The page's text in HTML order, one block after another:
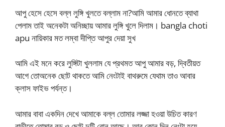
আপু হেসে হেসে বল্ল লুঙ্গি খুলতে বল্লাম না?আমি আমার ধোনতে ব্যাথা
পেলাম তাই অনেকটা অনিচ্ছায় আমার লুঙ্গি খুলে দিলাম। bangla choti
apu নায়িকার মত লম্বা দীপ্তি আপুর দেয়া সুখ
আমি এই মনে করে লুঙ্গিটা খুললাম যে প্রথমত আপু আমার বড়, দ্বিতীয়ত
আগে তোঅনেক ছোট থাকতে আমি নেংটাই বাথরুমে যেথাম তাও আবার
ক্লাস ফাইভ পর্যন্ত।
আমার বাবা একদিন দেখে আমাকে বল্ল তোমার লজ্জা হওয়া উচিত কারণ